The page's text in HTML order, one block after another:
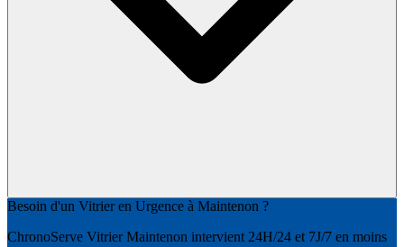
Besoin d'un Vitrier en Urgence à Maintenon ?
ChronoServe Vitrier Maintenon intervient 24H/24 et 7J/7 en moins